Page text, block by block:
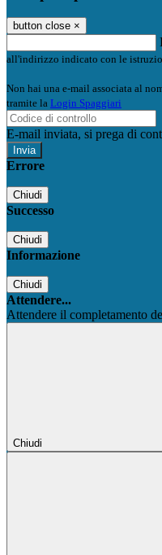
button close ×
all'indirizzo indicato con le
Non hai una e-mail associata al
tramite la Login Spaggiari
E-mail inviata, si prega di
Errore
Chiudi
Successo
Chiudi
Informazione
Chiudi
Attendere...
Attendere il completamento
Chiudi